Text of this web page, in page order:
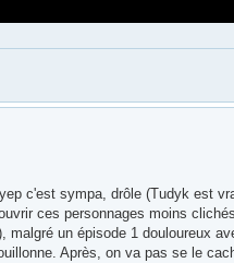
c'est sympa, drôle (Tudyk est
ces personnages moins
malgré un épisode 1 douloureux
Après, on va pas se le